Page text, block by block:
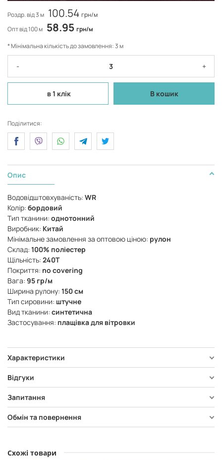
Роздр. від 3 м 100.54 грн/м
Опт від 100 м 58.95 грн/м
* Мінімальна кількість до замовлення: 3 м
- +
в 1 клік В кошик
Поділитися:
Опис
Водовідштовхуваність: WR
Колір: бордовий
Тип тканини: однотонний
Виробник: Китай
Мінімальне замовлення за оптовою ціною: рулон
Склад: 100% поліестер
Щільність: 240Т
Покриття: no covering
Вага: 95 гр/м
Ширина рулону: 150 см
Тип сировини: штучне
Вид тканини: синтетична
Застосування: плащівка для вітровки
Характеристики
Відгуки
Запитання
Обмін та повернення
Схожі товари